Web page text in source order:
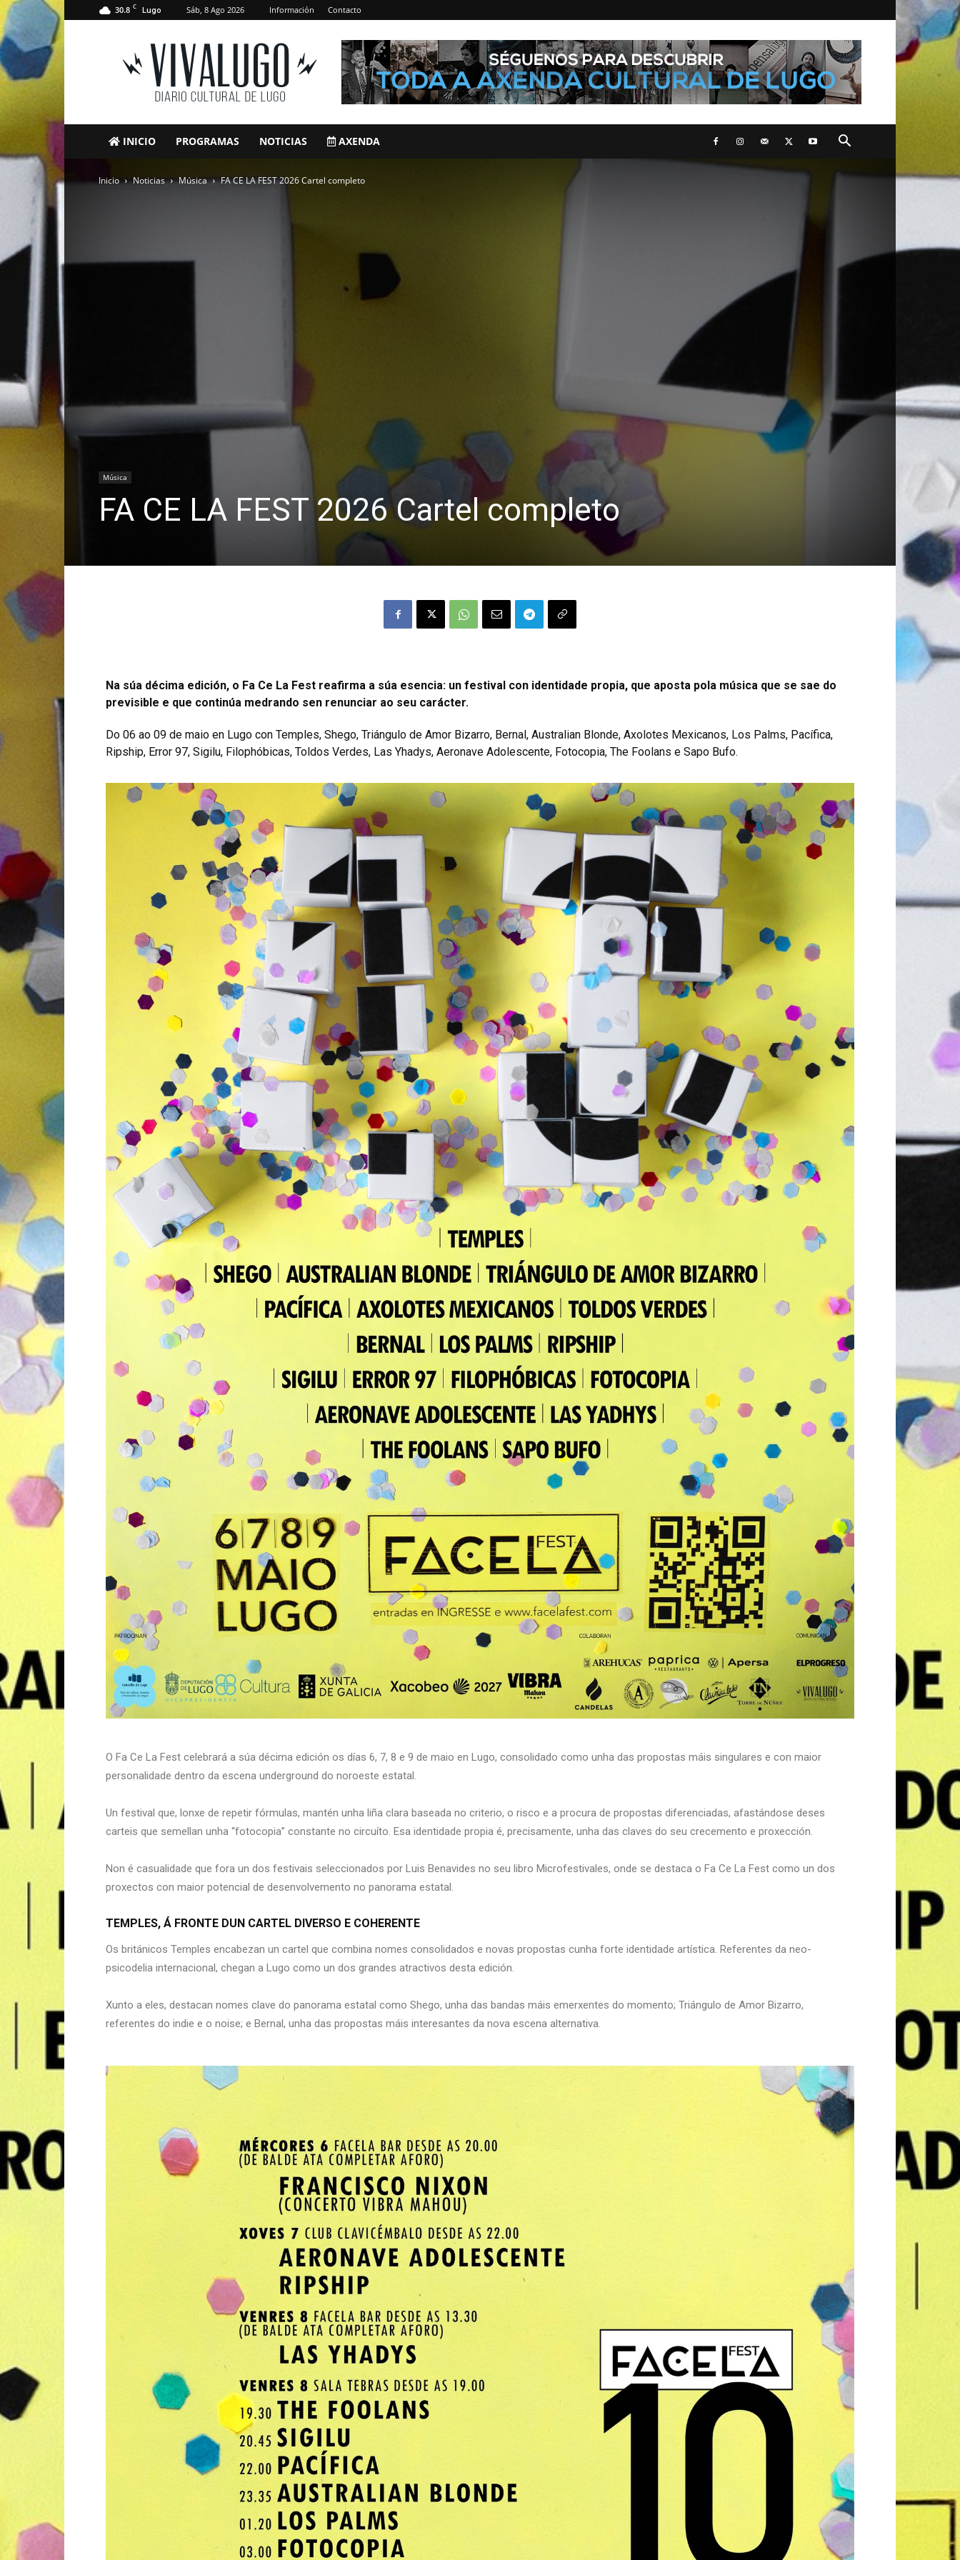
30.8 C Lugo Sáb, 8 Ago 2026 Información Contacto
VivaLugo
INICIO PROGRAMAS NOTICIAS AXENDA
Inicio Noticias Música FA CE LA FEST 2026 Cartel completo
Música
FA CE LA FEST 2026 Cartel completo
Na súa décima edición, o Fa Ce La Fest reafirma a súa esencia: un festival con identidade propia, que aposta pola música que se sae do
previsible e que continúa medrando sen renunciar ao seu carácter.
Do 06 ao 09 de maio en Lugo con Temples, Shego, Triángulo de Amor Bizarro, Bernal, Australian Blonde, Axolotes Mexicanos, Los Palms, Pacífica,
Ripship, Error 97, Sigilu, Filophóbicas, Toldos Verdes, Las Yhadys, Aeronave Adolescente, Fotocopia, The Foolans e Sapo Bufo.
O Fa Ce La Fest celebrará a súa décima edición os días 6, 7, 8 e 9 de maio en Lugo, consolidado como unha das propostas máis singulares e con maior
personalidade dentro da escena underground do noroeste estatal.
Un festival que, lonxe de repetir fórmulas, mantén unha liña clara baseada no criterio, o risco e a procura de propostas diferenciadas, afastándose deses
carteis que semellan unha “fotocopia” constante no circuíto. Esa identidade propia é, precisamente, unha das claves do seu crecemento e proxección.
Non é casualidade que fora un dos festivais seleccionados por Luis Benavides no seu libro Microfestivales, onde se destaca o Fa Ce La Fest como un dos
proxectos con maior potencial de desenvolvemento no panorama estatal.
TEMPLES, Á FRONTE DUN CARTEL DIVERSO E COHERENTE
Os británicos Temples encabezan un cartel que combina nomes consolidados e novas propostas cunha forte identidade artística. Referentes da neo-
psicodelia internacional, chegan a Lugo como un dos grandes atractivos desta edición.
Xunto a eles, destacan nomes clave do panorama estatal como Shego, unha das bandas máis emerxentes do momento; Triángulo de Amor Bizarro,
referentes do indie e o noise; e Bernal, unha das propostas máis interesantes da nova escena alternativa.